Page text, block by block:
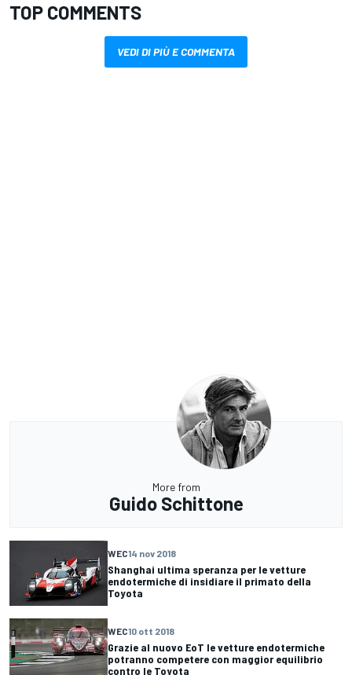
TOP COMMENTS
VEDI DI PIÙ E COMMENTA
More from
Guido Schittone
WEC14 nov 2018
Shanghai ultima speranza per le vetture
endotermiche di insidiare il primato della
Toyota
WEC10 ott 2018
Grazie al nuovo EoT le vetture endotermiche
potranno competere con maggior equilibrio
contro le Toyota